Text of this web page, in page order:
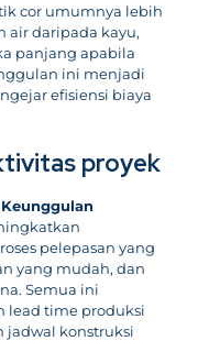
cor umumnya lebih
air daripada kayu,
panjang apabila
ini menjadi
efisiensi biaya
proyek
Keunggulan
pelepasan yang
yang mudah, dan
Semua ini
lead time produksi
jadwal konstruksi